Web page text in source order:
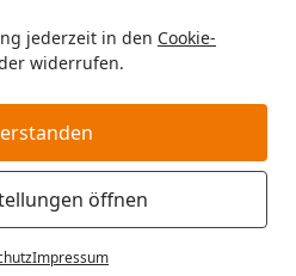
jederzeit in den Cookie-
widerrufen.
öffnen
Impressum
fürs
Wasseraufbereiter fürs
bei Zoologo:
Produkte und